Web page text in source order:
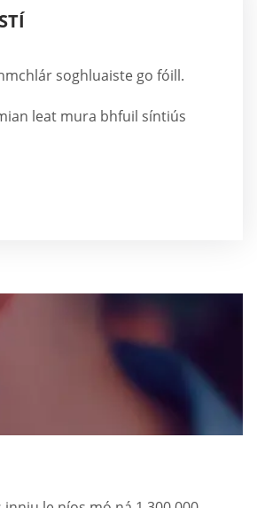
soghluaiste go fóill.
leat mura bhfuil síntiús